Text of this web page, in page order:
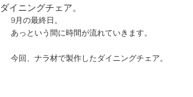
ダイニングチェア。
9月の最終日。
あっという間に時間が流れていきます。
今回、ナラ材で製作したダイニングチェア。